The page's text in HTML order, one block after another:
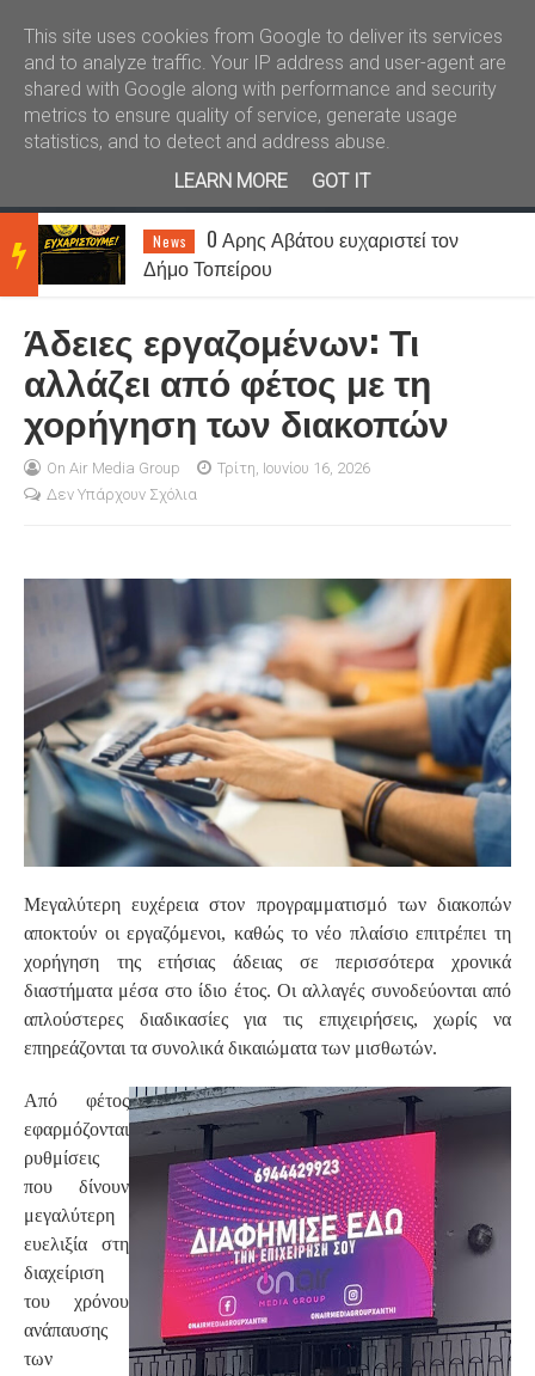
Καλώς ήλθατε Kral News
BRE
AKIN
NEW
News
O Αρης Αβάτου ευχαριστεί τον
Δήμο Τοπείρου
Άδειες εργαζομένων: Τι
αλλάζει από φέτος με τη
χορήγηση των διακοπών
On Air Media Group
Τρίτη, Ιουνίου 16, 2026
Δεν Υπάρχουν Σχόλια
Μεγαλύτερη ευχέρεια στον προγραμματισμό των διακοπών
αποκτούν οι εργαζόμενοι, καθώς το νέο πλαίσιο επιτρέπει τη
χορήγηση της ετήσιας άδειας σε περισσότερα χρονικά
διαστήματα μέσα στο ίδιο έτος. Οι αλλαγές συνοδεύονται από
απλούστερες διαδικασίες για τις επιχειρήσεις, χωρίς να
επηρεάζονται τα συνολικά δικαιώματα των μισθωτών.
Από φέτος
εφαρμόζονται
ρυθμίσεις
που δίνουν
μεγαλύτερη
ευελιξία στη
διαχείριση
του χρόνου
ανάπαυσης
των
This site uses cookies from Google to deliver its services
and to analyze traffic. Your IP address and user-agent are
shared with Google along with performance and security
metrics to ensure quality of service, generate usage
statistics, and to detect and address abuse.
LEARN MORE
GOT IT